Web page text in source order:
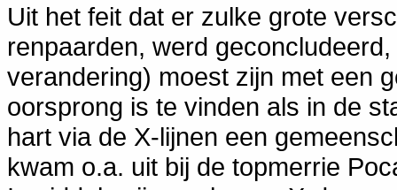
Uit het feit dat er zulke grote
renpaarden, werd
verandering) moest zijn met een
oorsprong is te vinden als in de
hart via de X-lijnen een
kwam o.a. uit bij de topmerrie